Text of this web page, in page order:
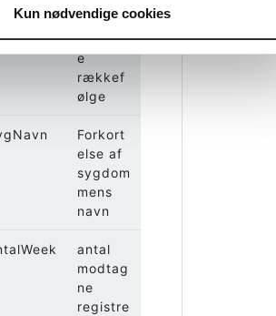
Kun nødvendige cookies
den
korrekt
e
rækkef
ølge
Forkort
else af
sygdom
mens
navn
antal
modtag
ne
registre